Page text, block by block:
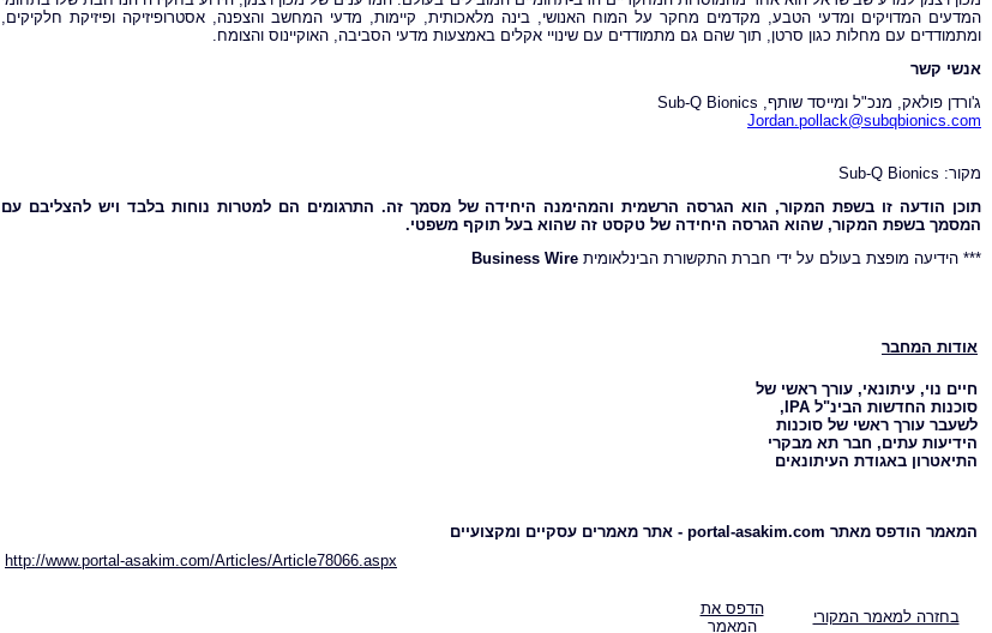
המדעים המדויקים ומדעי הטבע, מקדמים מחקר על המוח האנושי, בינה מלאכותית, קיימות, מדעי המחשב והצפנה, אסטרופיזיקה ופיזיקת חלקיקים,
ומתמודדים עם מחלות כגון סרטן, תוך שהם גם מתמודדים עם שינויי אקלים באמצעות מדעי הסביבה, האוקיינוס והצומח.
אנשי קשר
ג'ורדן פולאק, מנכ"ל ומייסד שותף, Sub-Q Bionics
Jordan.pollack@subqbionics.com
מקור: Sub-Q Bionics
תוכן הודעה זו בשפת המקור, הוא הגרסה הרשמית והמהימנה היחידה של מסמך זה. התרגומים הם למטרות נוחות בלבד ויש להצליבם עם
המסמך בשפת המקור, שהוא הגרסה היחידה של טקסט זה שהוא בעל תוקף משפטי.
*** הידיעה מופצת בעולם על ידי חברת התקשורת הבינלאומית Business Wire
אודות המחבר
חיים נוי, עיתונאי, עורך ראשי של
סוכנות החדשות הבינ"ל IPA,
לשעבר עורך ראשי של סוכנות
הידיעות עתים, חבר תא מבקרי
התיאטרון באגודת העיתונאים
המאמר הודפס מאתר portal-asakim.com - אתר מאמרים עסקיים ומקצועיים
http://www.portal-asakim.com/Articles/Article78066.aspx
בחזרה למאמר המקורי
הדפס את
המאמר